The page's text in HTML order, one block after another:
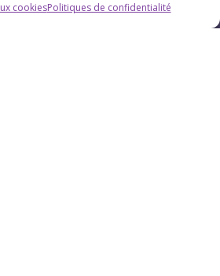
cookiesPolitiques de confidentialité